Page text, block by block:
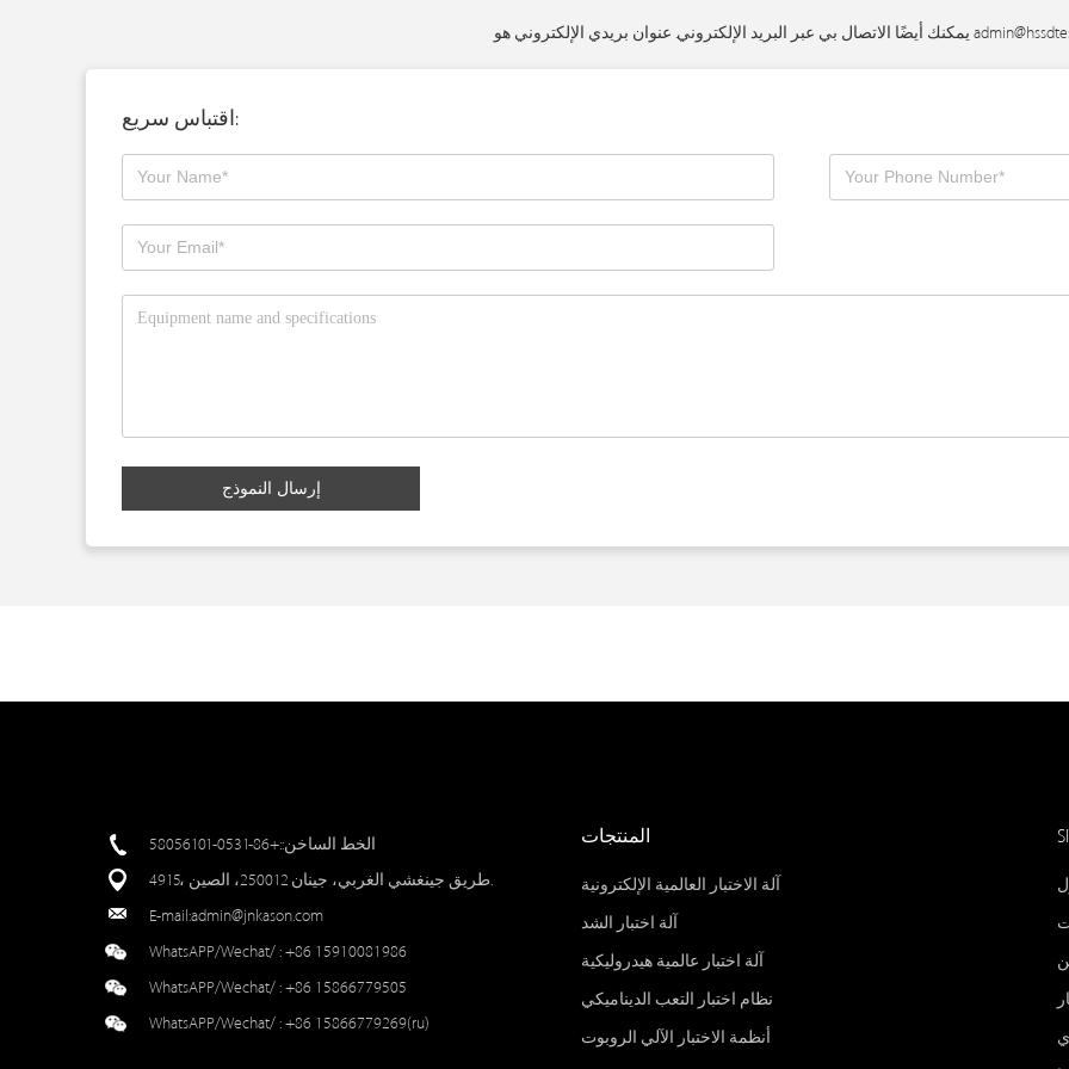
اقتباس سريع:
إرسال النموذج
الخط الساخن::+86-0531-58056101
4915، طريق جينغشي الغربي، جينان 250012، الصين.
E-mail:admin@jnkason.com
WhatsAPP/Wechat/ : +86 15910081986
WhatsAPP/Wechat/ : +86 15866779505
WhatsAPP/Wechat/ : +86 15866779269(ru)
المنتجات
آلة الاختبار العالمية الإلكترونية
آلة اختبار الشد
آلة اختبار عالمية هيدروليكية
نظام اختبار التعب الديناميكي
أنظمة الاختبار الآلي الروبوت